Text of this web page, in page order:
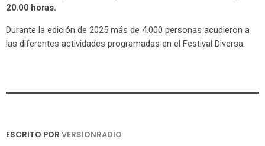
20.00 horas.
Durante la edición de 2025 más de 4.000 personas acudieron a
las diferentes actividades programadas en el Festival Diversa.
ESCRITO POR VERSIONRADIO